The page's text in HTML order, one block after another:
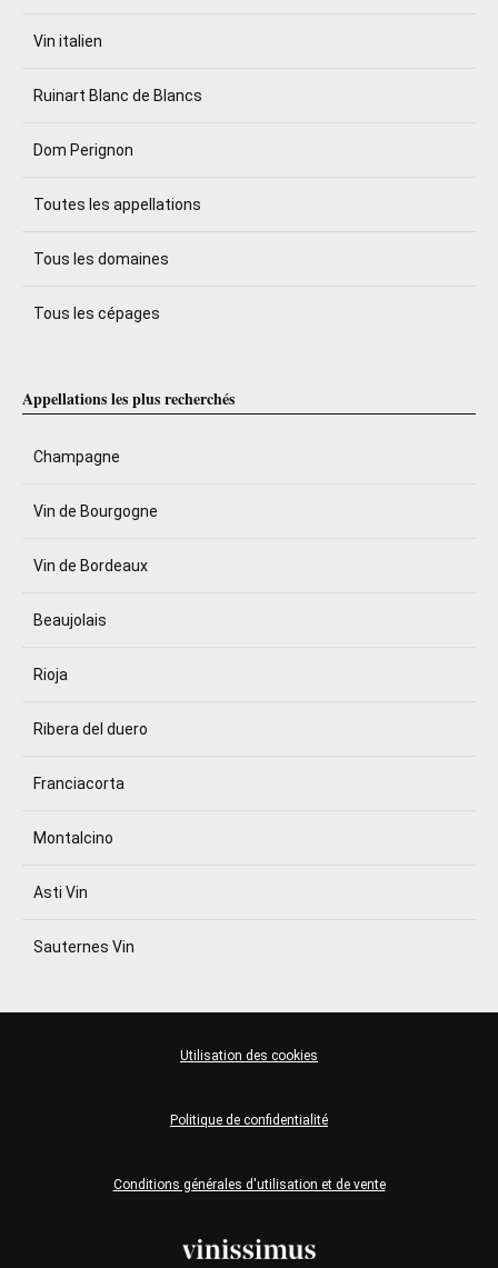
Vin italien
Ruinart Blanc de Blancs
Dom Perignon
Toutes les appellations
Tous les domaines
Tous les cépages
Appellations les plus recherchés
Champagne
Vin de Bourgogne
Vin de Bordeaux
Beaujolais
Rioja
Ribera del duero
Franciacorta
Montalcino
Asti Vin
Sauternes Vin
Conditions générales d'utilisation et de vente
Politique de confidentialité
Utilisation des cookies